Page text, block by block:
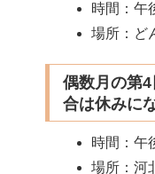
時間：午
場所：ど
偶数月の第
合は休みに
時間：午
場所：河